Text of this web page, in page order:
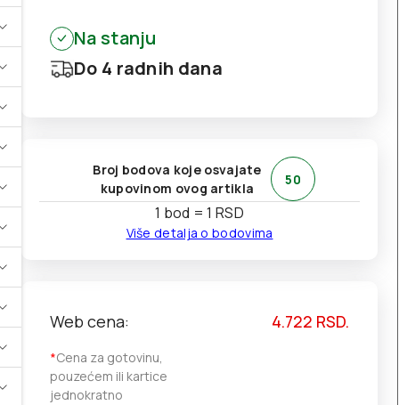
Na stanju
Do 4 radnih dana
Broj bodova koje osvajate
kupovinom ovog artikla
50
1 bod = 1 RSD
Više detalja o bodovima
Web cena:
*Cena za gotovinu,
pouzećem ili kartice
jednokratno
4.722 RSD.